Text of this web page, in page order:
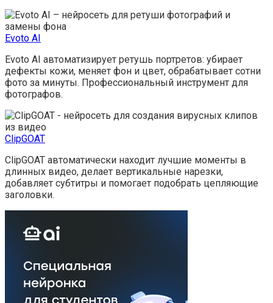
Evoto AI
Evoto AI автоматизирует ретушь портретов: убирает
дефекты кожи, меняет фон и цвет, обрабатывает сотни
фото за минуты. Профессиональный инструмент для
фотографов.
ClipGOAT
ClipGOAT автоматически находит лучшие моменты в
длинных видео, делает вертикальные нарезки,
добавляет субтитры и помогает подобрать цепляющие
заголовки.